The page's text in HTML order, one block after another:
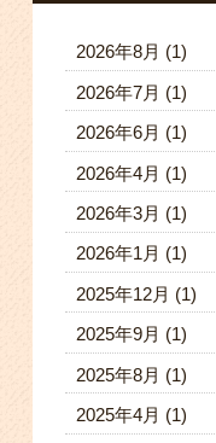
2026年8月 (1)
2026年7月 (1)
2026年6月 (1)
2026年4月 (1)
2026年3月 (1)
2026年1月 (1)
2025年12月 (1)
2025年9月 (1)
2025年8月 (1)
2025年4月 (1)